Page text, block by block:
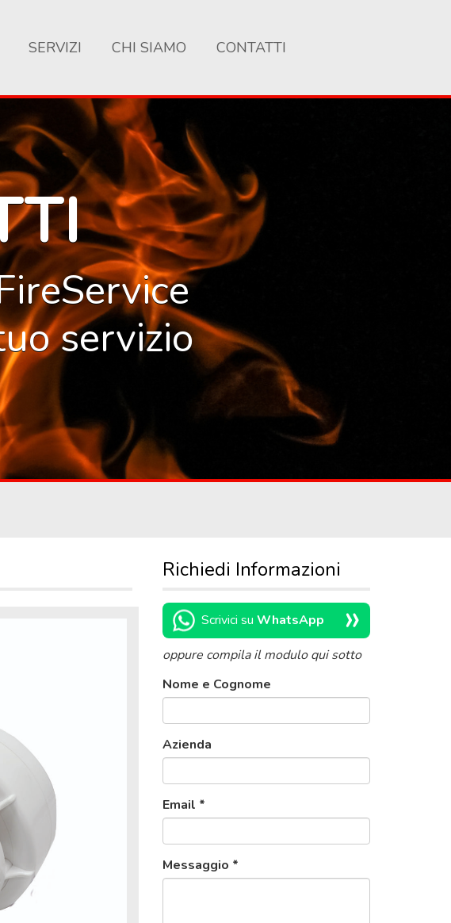
SERVIZI CHI SIAMO CONTATTI
servizio
Richiedi Informazioni
Scrivici su WhatsApp »
oppure compila il modulo qui sotto
Nome e Cognome
Azienda
Email *
Messaggio *